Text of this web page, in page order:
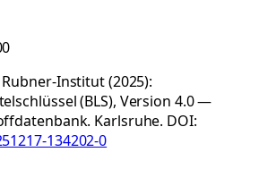
Institut (2025):
(BLS), Version 4.0 —
Karlsruhe. DOI:
134202-0